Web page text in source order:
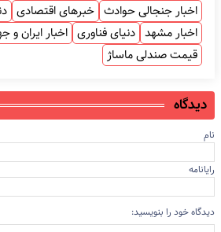
اخبار جنجالی حوادث خبرهای اقتصادی
اخبار مشهد دنیای فناوری اخبار ایران و
قیمت صندلی ماساژ
دیدگاه
نام
رایانامه
دیدگاه خود را بنویسید: